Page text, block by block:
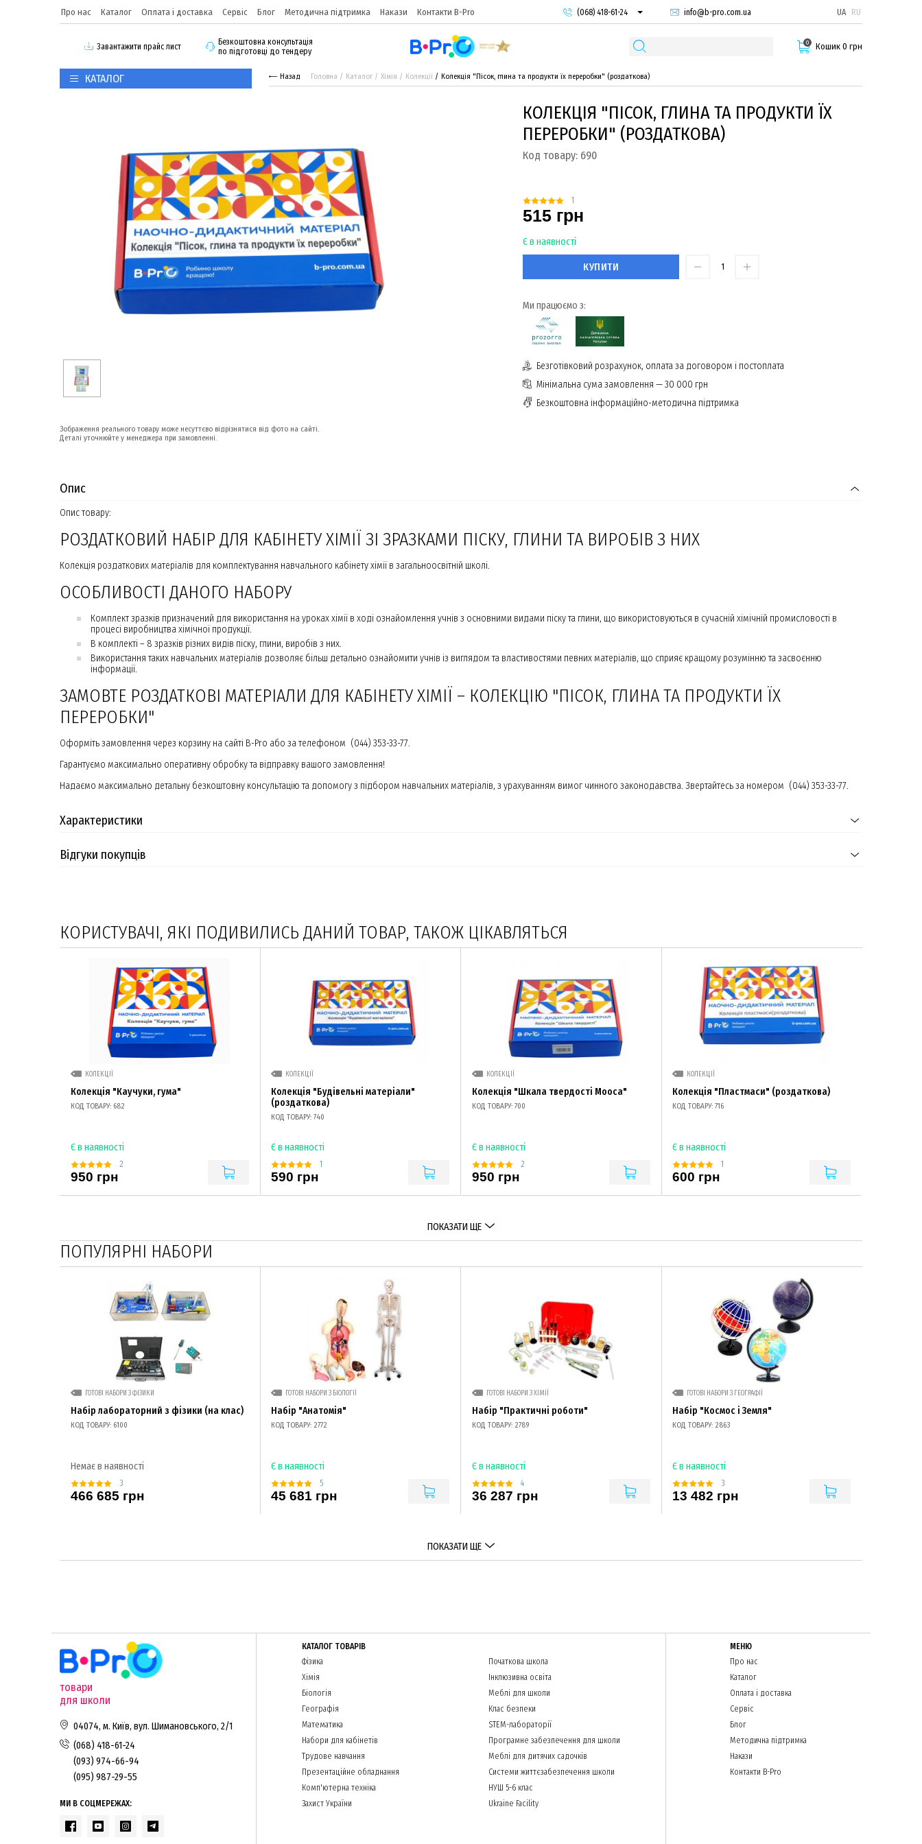
Про нас Каталог Оплата і доставка Сервіс Блог Методична підтримка Накази Контакти B-Pro
(068) 418-61-24
info@b-pro.com.ua UA RU
3авантажити прайс лист
Безкоштовна консультація
по підготовці до тендеру
0 Кошик 0 грн
КАТАЛОГ Назад Головна Каталог Хімія Колекції Колекція "Пісок, глина та продукти їх переробки" (роздаткова)
Зображення реального товару може несуттєво відрізнятися від фото на сайті.
Деталі уточнюйте у менеджера при замовленні.
КОЛЕКЦІЯ "ПІСОК, ГЛИНА ТА ПРОДУКТИ ЇХ
ПЕРЕРОБКИ" (РОЗДАТКОВА)
Код товару: 690
1
515 грн
Є в наявності
КУПИТИ
Ми працюємо з:
Безготівковий розрахунок, оплата за договором і постоплата
Мінімальна сума замовлення — 30 000 грн
Безкоштовна інформаційно-методична підтримка
Опис
Опис товару:
РОЗДАТКОВИЙ НАБІР ДЛЯ КАБІНЕТУ ХІМІЇ ЗІ ЗРАЗКАМИ ПІСКУ, ГЛИНИ ТА ВИРОБІВ З НИХ
Колекція роздаткових матеріалів для комплектування навчального кабінету хімії в загальноосвітній школі.
ОСОБЛИВОСТІ ДАНОГО НАБОРУ
Комплект зразків призначений для використання на уроках хімії в ході ознайомлення учнів з основними видами піску та глини, що використовуються в сучасній хімічній промисловості в
процесі виробництва хімічної продукції.
В комплекті – 8 зразків різних видів піску, глини, виробів з них.
Використання таких навчальних матеріалів дозволяє більш детально ознайомити учнів із виглядом та властивостями певних матеріалів, що сприяє кращому розумінню та засвоєнню
інформації.
ЗАМОВТЕ РОЗДАТКОВІ МАТЕРІАЛИ ДЛЯ КАБІНЕТУ ХІМІЇ – КОЛЕКЦІЮ "ПІСОК, ГЛИНА ТА ПРОДУКТИ ЇХ
ПЕРЕРОБКИ"
Оформіть замовлення через корзину на сайті B-Pro або за телефоном (044) 353-33-77.
Гарантуємо максимально оперативну обробку та відправку вашого замовлення!
Надаємо максимально детальну безкоштовну консультацію та допомогу з підбором навчальних матеріалів, з урахуванням вимог чинного законодавства. Звертайтесь за номером (044) 353-33-77.
Характеристики
Відгуки покупців
КОРИСТУВАЧІ, ЯКІ ПОДИВИЛИСЬ ДАНИЙ ТОВАР, ТАКОЖ ЦІКАВЛЯТЬСЯ
КОЛЕКЦІЇ
Колекція "Каучуки, гума"
КОД ТОВАРУ: 682
Є в наявності
2
950 грн
КОЛЕКЦІЇ
Колекція "Будівельні матеріали"
(роздаткова)
КОД ТОВАРУ: 740
Є в наявності
1
590 грн
КОЛЕКЦІЇ
Колекція "Шкала твердості Мооса"
КОД ТОВАРУ: 700
Є в наявності
2
950 грн
КОЛЕКЦІЇ
Колекція "Пластмаси" (роздаткова)
КОД ТОВАРУ: 716
Є в наявності
1
600 грн
ПОКАЗАТИ ЩЕ
ПОПУЛЯРНІ НАБОРИ
ГОТОВІ НАБОРИ З ФІЗИКИ
Набір лабораторний з фізики (на клас)
КОД ТОВАРУ: 6100
Немає в наявності
3
466 685 грн
ГОТОВІ НАБОРИ З БІОЛОГІЇ
Набір "Анатомія"
КОД ТОВАРУ: 2772
Є в наявності
5
45 681 грн
ГОТОВІ НАБОРИ З ХІМІЇ
Набір "Практичні роботи"
КОД ТОВАРУ: 2789
Є в наявності
4
36 287 грн
ГОТОВІ НАБОРИ З ГЕОГРАФІЇ
Набір "Космос і Земля"
КОД ТОВАРУ: 2863
Є в наявності
3
13 482 грн
ПОКАЗАТИ ЩЕ
товари
для школи
04074, м. Київ, вул. Шимановського, 2/1
(068) 418-61-24
(093) 974-66-94
(095) 987-29-55
МИ В СОЦМЕРЕЖАХ:
КАТАЛОГ ТОВАРІВ
Фізика
Хімія
Біологія
Географія
Математика
Набори для кабінетів
Трудове навчання
Презентаційне обладнання
Комп'ютерна техніка
Захист України
Початкова школа
Інклюзивна освіта
Меблі для школи
Клас безпеки
STEM-лабораторії
Програмне забезпечення для школи
Меблі для дитячих садочків
Системи життєзабезпечення школи
НУШ 5-6 клас
Ukraine Facility
МЕНЮ
Про нас
Каталог
Оплата і доставка
Сервіс
Блог
Методична підтримка
Накази
Контакти B-Pro